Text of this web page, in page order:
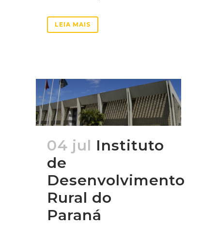
LEIA MAIS
04 jul Instituto
de
Desenvolvimento
Rural do
Paraná